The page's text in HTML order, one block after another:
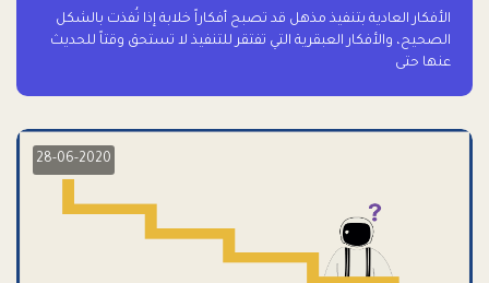
الأفكار العادية بتنفيذ مذهل قد تصبح أفكاراً خلابة إذا نُفذت بالشكل
الصحيح، والأفكار العبقرية التي تفتقر للتنفيذ لا تستحق وقتاً للحديث
عنها حتى
28-06-2020